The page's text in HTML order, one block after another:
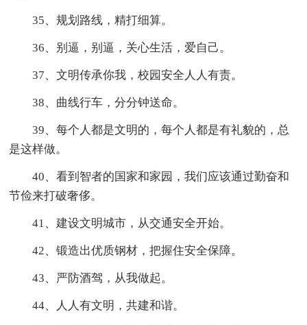
35、规划路线，精打细算。
36、别逼，别逼，关心生活，爱自己。
37、文明传承你我，校园安全人人有责。
38、曲线行车，分分钟送命。
39、每个人都是文明的，每个人都是有礼貌的，总
是这样做。
40、看到智者的国家和家园，我们应该通过勤奋和
节俭来打破奢侈。
41、建设文明城市，从交通安全开始。
42、锻造出优质钢材，把握住安全保障。
43、严防酒驾，从我做起。
44、人人有文明，共建和谐。